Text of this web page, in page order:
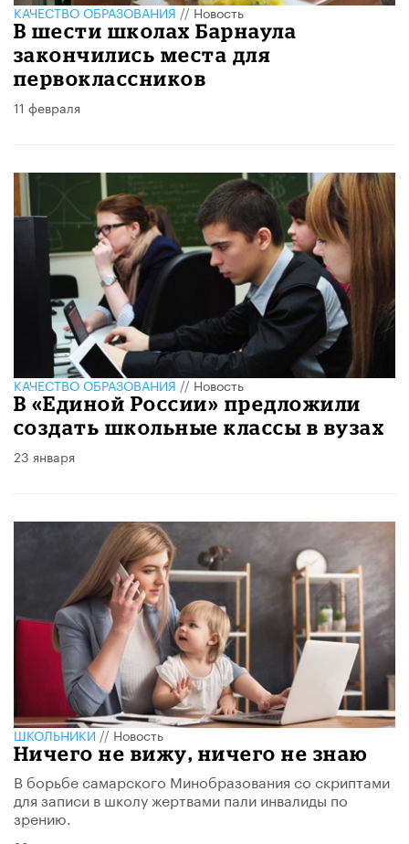
КАЧЕСТВО ОБРАЗОВАНИЯ//Новость
В шести школах Барнаула
закончились места для
первоклассников
11 февраля
КАЧЕСТВО ОБРАЗОВАНИЯ//Новость
В «Единой России» предложили
создать школьные классы в вузах
23 января
ШКОЛЬНИКИ//Новость
Ничего не вижу, ничего не знаю
В борьбе самарского Минобразования со скриптами
для записи в школу жертвами пали инвалиды по
зрению.